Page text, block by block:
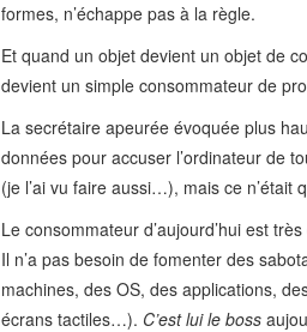
formes, n’échappe pas à la règle.
Et quand un objet devient un objet de
devient un simple consommateur de
La secrétaire apeurée évoquée plus
données pour accuser l’ordinateur de
(je l’ai vu faire aussi…), mais ce n’était
Le consommateur d’aujourd’hui est
Il n’a pas besoin de fomenter des
machines, des OS, des applications,
écrans tactiles…). C’est lui le boss